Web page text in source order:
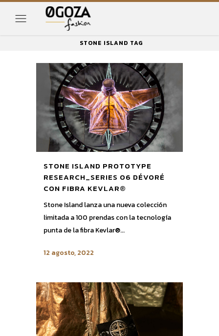
STONE ISLAND TAG
STONE ISLAND PROTOTYPE
RESEARCH_SERIES 06 DÉVORÉ
CON FIBRA KEVLAR®
Stone Island lanza una nueva colección
limitada a 100 prendas con la tecnología
punta de la fibra Kevlar®...
12 agosto, 2022